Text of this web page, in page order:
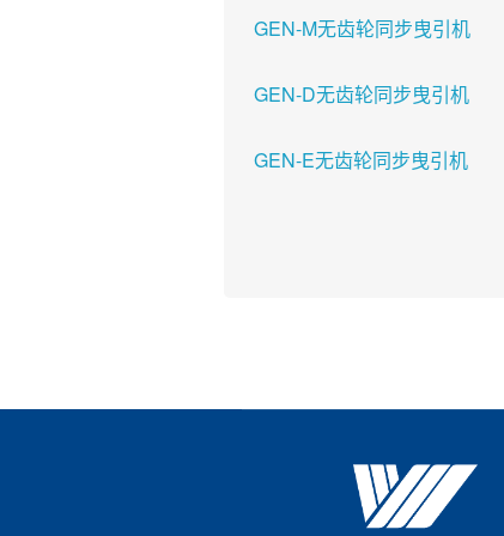
GEN-M无齿轮同步曳引机
GEN-D无齿轮同步曳引机
GEN-E无齿轮同步曳引机